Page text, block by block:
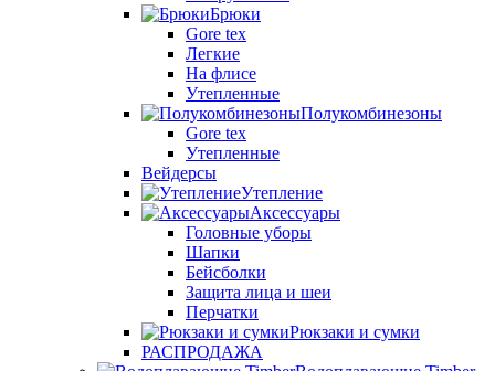
Брюки
Gore tex
Легкие
На флисе
Утепленные
Полукомбинезоны
Gore tex
Утепленные
Вейдерсы
Утепление
Аксессуары
Головные уборы
Шапки
Бейсболки
Защита лица и шеи
Перчатки
Рюкзаки и сумки
РАСПРОДАЖА